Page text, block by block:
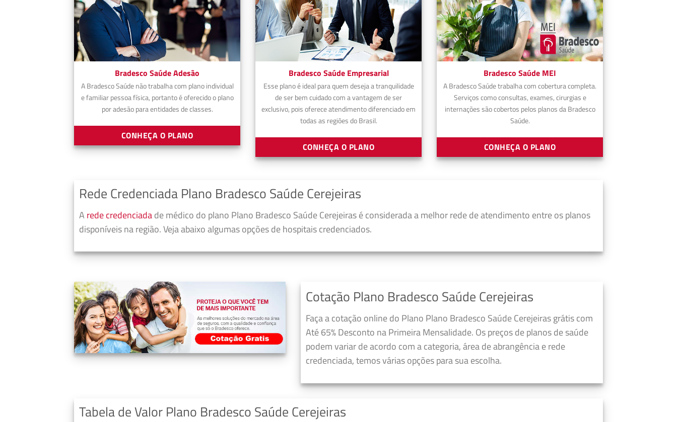
Bradesco Saúde Adesão
A Bradesco Saúde não trabalha com plano individual
e familiar pessoa física, portanto é oferecido o plano
por adesão para entidades de classes.
CONHEÇA O PLANO
Bradesco Saúde Empresarial
Esse plano é ideal para quem deseja a tranquilidade
de ser bem cuidado com a vantagem de ser
exclusivo, pois oferece atendimento diferenciado em
todas as regiões do Brasil.
CONHEÇA O PLANO
Bradesco Saúde MEI
A Bradesco Saúde trabalha com cobertura completa.
Serviços como consultas, exames, cirurgias e
internações são cobertos pelos planos da Bradesco
Saúde.
CONHEÇA O PLANO
Rede Credenciada Plano Bradesco Saúde Cerejeiras
A rede credenciadade médico do plano Plano Bradesco Saúde Cerejeiras é considerada a melhor rede de atendimento entre os planos
disponíveis na região. Veja abaixo algumas opções de hospitais credenciados.
Cotação Plano Bradesco Saúde Cerejeiras
Faça a cotação online do Plano Plano Bradesco Saúde Cerejeiras grátis com
Até 65% Desconto na Primeira Mensalidade. Os preços de planos de saúde
podem variar de acordo com a categoria, área de abrangência e rede
credenciada, temos várias opções para sua escolha.
Tabela de Valor Plano Bradesco Saúde Cerejeiras